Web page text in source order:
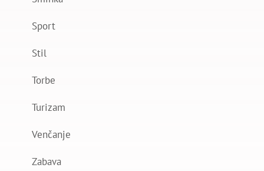
Sport
Stil
Torbe
Turizam
Venčanje
Zabava